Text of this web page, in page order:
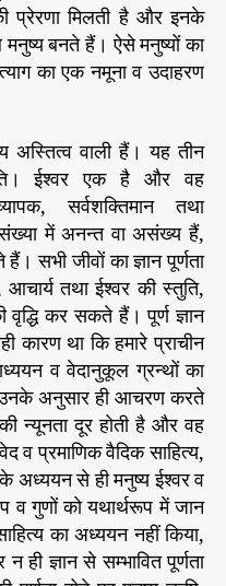
प्रेरणा मिलती है और इनके
बनते हैं। ऐसे मनुष्यों का
का एक नमूना व उदाहरण
अस्तित्व वाली हैं। यह तीन
ईश्वर एक है और वह
सर्वशक्तिमान तथा
संख्या में अनन्त वा असंख्य हैं,
सभी जीवों का ज्ञान पूर्णता
आचार्य तथा ईश्वर की स्तुति,
वृद्धि कर सकते हैं। पूर्ण ज्ञान
कारण था कि हमारे प्राचीन
व वेदानुकूल ग्रन्थों का
अनुसार ही आचरण करते
न्यूनता दूर होती है और वह
व प्रमाणिक वैदिक साहित्य,
अध्ययन से ही मनुष्य ईश्वर व
व गुणों को यथार्थरूप में जान
का अध्ययन नहीं किया,
ही ज्ञान से सम्भावित पूर्णता